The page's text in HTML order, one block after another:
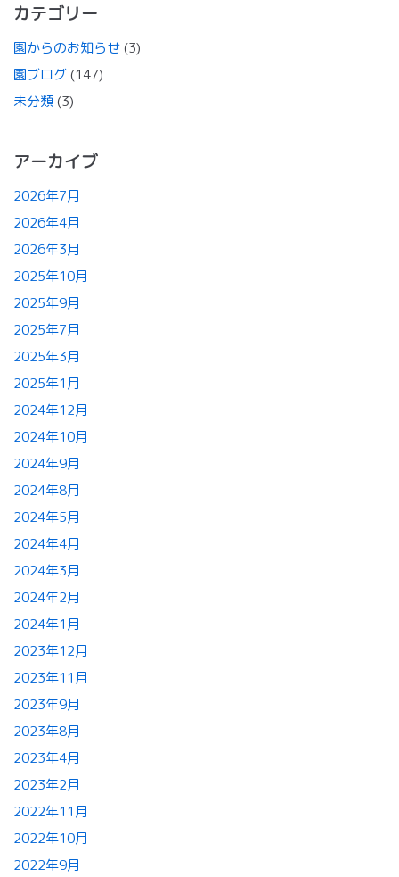
カテゴリー
園からのお知らせ(3)
園ブログ(147)
未分類(3)
アーカイブ
2026年7月
2026年4月
2026年3月
2025年10月
2025年9月
2025年7月
2025年3月
2025年1月
2024年12月
2024年10月
2024年9月
2024年8月
2024年5月
2024年4月
2024年3月
2024年2月
2024年1月
2023年12月
2023年11月
2023年9月
2023年8月
2023年4月
2023年2月
2022年11月
2022年10月
2022年9月